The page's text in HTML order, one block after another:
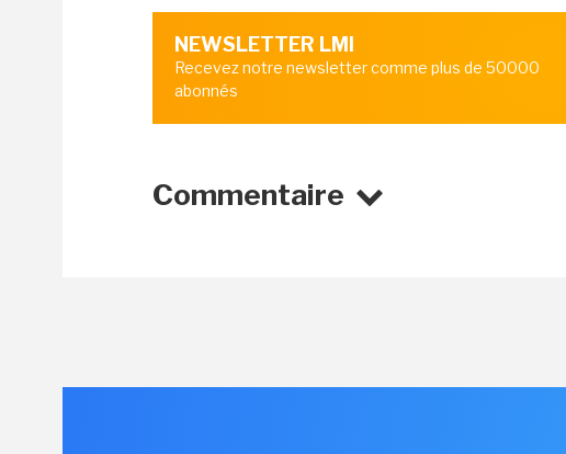
NEWSLETTER LMI
Recevez notre newsletter comme plus de 50000
abonnés
Commentaire